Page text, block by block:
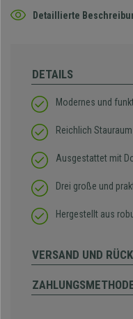
Detaillierte
DETAILS
Modernes und
Reichlich Stauraum
Ausgestattet mit
Drei große und
Hergestellt aus
VERSAND UND